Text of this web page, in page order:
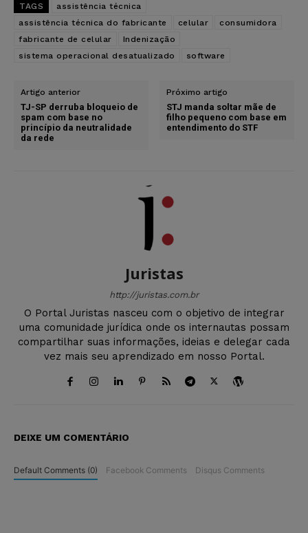
TAGS
assistência técnica
assistência técnica do fabricante
celular
consumidora
fabricante de celular
Indenização
sistema operacional desatualizado
software
Artigo anterior
TJ-SP derruba bloqueio de
spam com base no
princípio da neutralidade
da rede
Próximo artigo
STJ manda soltar mãe de
filho pequeno com base em
entendimento do STF
Juristas
http://juristas.com.br
O Portal Juristas nasceu com o objetivo de integrar
uma comunidade jurídica onde os internautas possam
compartilhar suas informações, ideias e delegar cada
vez mais seu aprendizado em nosso Portal.
DEIXE UM COMENTÁRIO
Default Comments (0) Facebook Comments Disqus Comments